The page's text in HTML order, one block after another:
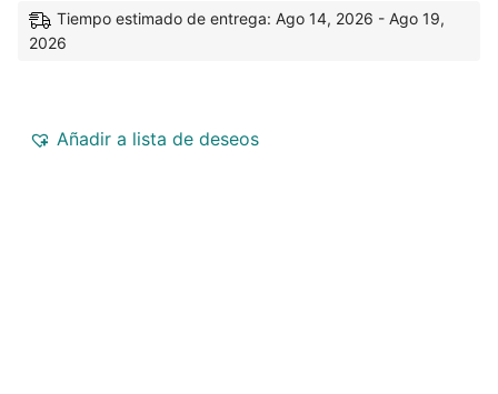
Tiempo estimado de entrega: Ago 14, 2026 - Ago 19,
2026
Añadir a lista de deseos